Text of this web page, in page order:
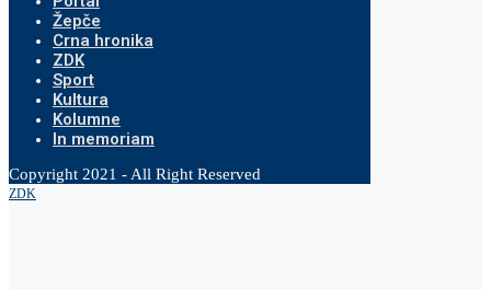
Žepče
Crna hronika
ZDK
Sport
Kultura
Kolumne
In memoriam
Copyright 2021 - All Right Reserved
ZDK